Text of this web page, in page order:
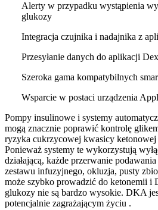
Alerty w przypadku wystąpienia
glukozy
Integracja czujnika i nadajnika z
Przesyłanie danych do aplikacji
Szeroka gama kompatybilnych
Wsparcie w postaci urządzenia
Pompy insulinowe i systemy
mogą znacznie poprawić kontrolę
ryzyka cukrzycowej kwasicy
Ponieważ systemy te wykorzystują
działającą, każde przerwanie
zestawu infuzyjnego, okluzja, pusty
może szybko prowadzić do ketonemii
glukozy nie są bardzo wysokie. DKA
potencjalnie zagrażającym życiu .